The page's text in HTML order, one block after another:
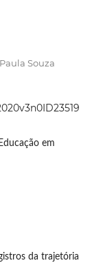
Souza
em
da trajetória